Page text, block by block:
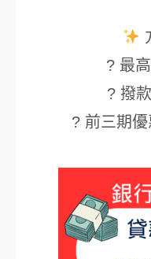
? 最
? 撥
? 前三期